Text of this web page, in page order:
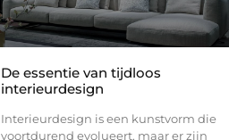
De essentie van tijdloos
interieurdesign
Interieurdesign is een kunstvorm die
voortdurend evolueert, maar er zijn